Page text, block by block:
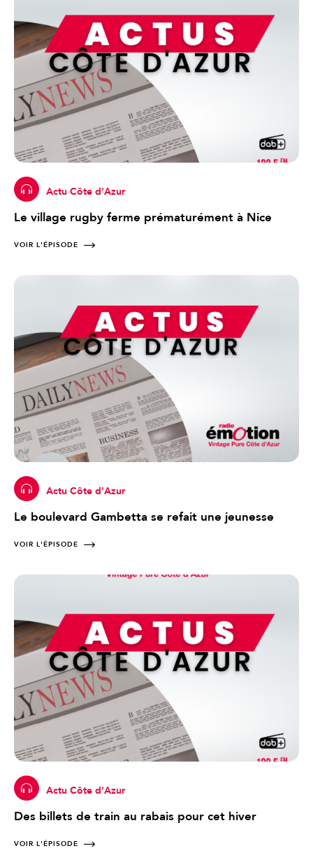
Actu Côte d'Azur
Le village rugby ferme prématurément à Nice
VOIR L'ÉPISODE
Actu Côte d'Azur
Le boulevard Gambetta se refait une jeunesse
VOIR L'ÉPISODE
Actu Côte d'Azur
Des billets de train au rabais pour cet hiver
VOIR L'ÉPISODE